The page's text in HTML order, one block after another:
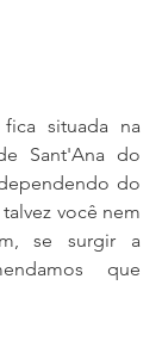
situada na
Sant'Ana do
do
você nem
se surgir a
que